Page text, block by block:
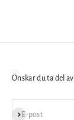
Önskar du ta del
E-post
Prenumerera